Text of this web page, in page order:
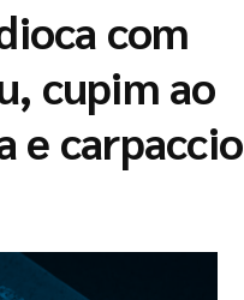
com
cupim ao
e carpaccio